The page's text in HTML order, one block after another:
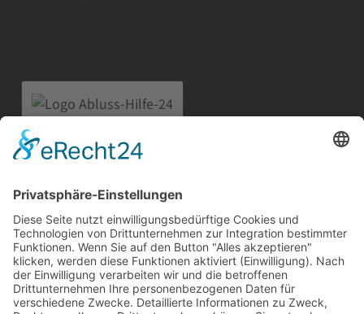
Straße am Flugplatz 6a
12487 Berlin
Telefon:030 91207932
Mobil:0171 2913856
E-Mail:info@abfluss-hilfe-24.de